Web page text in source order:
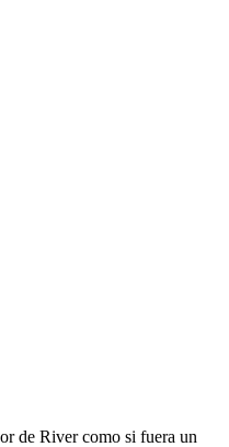
de River como si fuera un